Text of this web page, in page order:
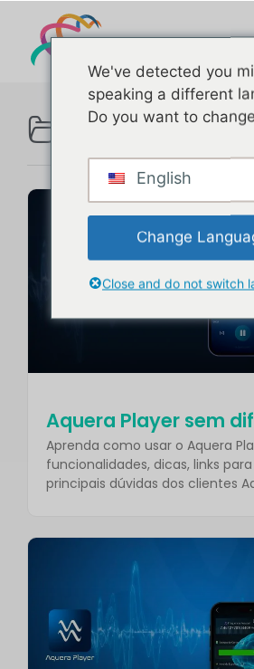
Categoria :
Aquera Player sem
Aprenda como usar o Aquera
funcionalidades, dicas, links
principais dúvidas dos clientes
We've detected you
speaking a different
Do you want to
English
Change
Close and do not switch